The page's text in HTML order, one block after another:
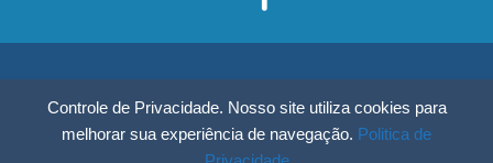
Controle de Privacidade. Nosso site utiliza cookies para
melhorar sua experiência de navegação. Politica de
Sistema OCB Rondônia © Todos os Direitos Reservados - R. Paulo
Macalão, 4675 - Flodoaldo Pontes Pinto, Porto Velho - RO, 76820-454